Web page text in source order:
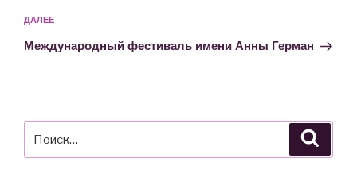
Следующая
запись
ДАЛЕЕ
Международный фестиваль имени Анны Герман